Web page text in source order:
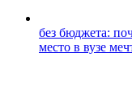
без бюджета:
место в вузе